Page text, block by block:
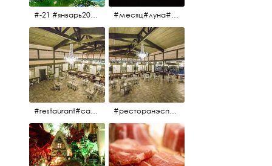
#-21 #январь2017 #зима2017 #санктпетербург2017 #месяц#луна#африканскаялуна#moon#moon🌙
#restaurant#candidates #aspila #restaurantaspils ресторан#ресторанэспиля#эспланада#концертнаяэстрада #ресторанэспиля#restaurantaspils#aspila#candidates#эспланада#концертнаяэстрада